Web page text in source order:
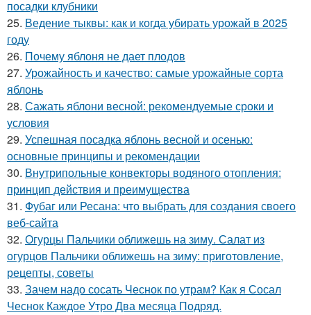
посадки клубники
25. Ведение тыквы: как и когда убирать урожай в 2025
году
26. Почему яблоня не дает плодов
27. Урожайность и качество: самые урожайные сорта
яблонь
28. Сажать яблони весной: рекомендуемые сроки и
условия
29. Успешная посадка яблонь весной и осенью:
основные принципы и рекомендации
30. Внутрипольные конвекторы водяного отопления:
принцип действия и преимущества
31. Фубаг или Ресана: что выбрать для создания своего
веб-сайта
32. Огурцы Пальчики оближешь на зиму. Салат из
огурцов Пальчики оближешь на зиму: приготовление,
рецепты, советы
33. Зачем надо сосать Чеснок по утрам? Как я Сосал
Чеснок Каждое Утро Два месяца Подряд.